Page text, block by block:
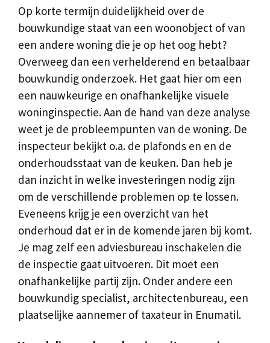
Op korte termijn duidelijkheid over de
bouwkundige staat van een woonobject of van
een andere woning die je op het oog hebt?
Overweeg dan een verhelderend en betaalbaar
bouwkundig onderzoek. Het gaat hier om een
een nauwkeurige en onafhankelijke visuele
woninginspectie. Aan de hand van deze analyse
weet je de probleempunten van de woning. De
inspecteur bekijkt o.a. de plafonds en en de
onderhoudsstaat van de keuken. Dan heb je
dan inzicht in welke investeringen nodig zijn
om de verschillende problemen op te lossen.
Eveneens krijg je een overzicht van het
onderhoud dat er in de komende jaren bij komt.
Je mag zelf een adviesbureau inschakelen die
de inspectie gaat uitvoeren. Dit moet een
onafhankelijke partij zijn. Onder andere een
bouwkundig specialist, architectenbureau, een
plaatselijke aannemer of taxateur in Enumatil.